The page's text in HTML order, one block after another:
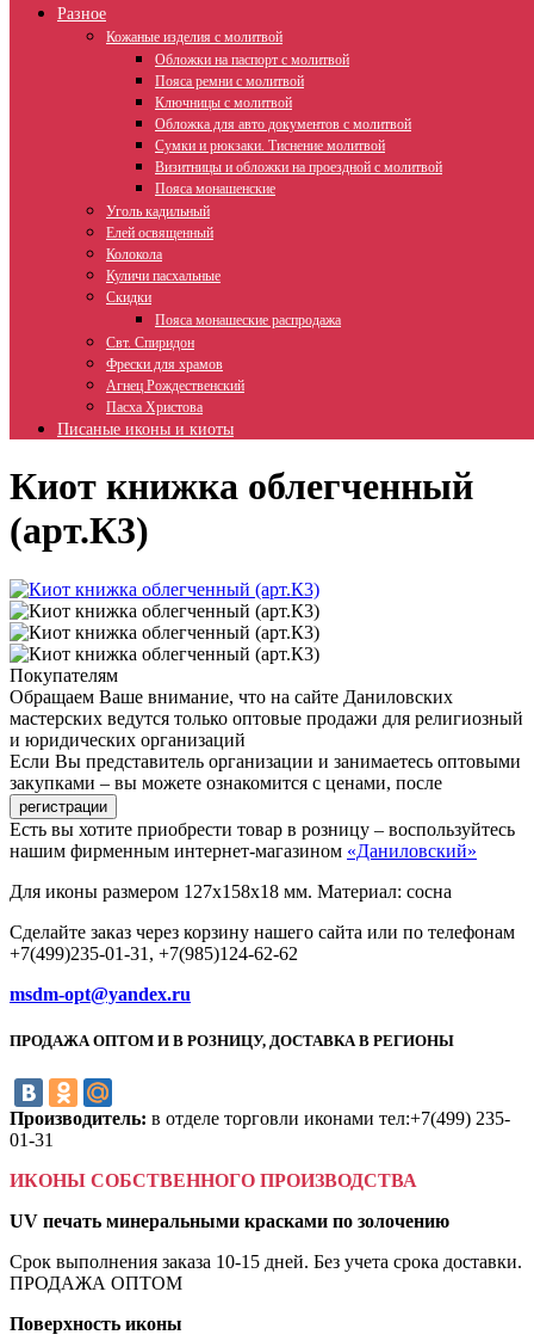
Разное
Кожаные изделия с молитвой
Обложки на паспорт с молитвой
Пояса ремни с молитвой
Ключницы с молитвой
Обложка для авто документов с молитвой
Сумки и рюкзаки. Тиснение молитвой
Визитницы и обложки на проездной с молитвой
Пояса монашенские
Уголь кадильный
Елей освященный
Колокола
Куличи пасхальные
Скидки
Пояса монашеские распродажа
Свт. Спиридон
Фрески для храмов
Агнец Рождественский
Пасха Христова
Писаные иконы и киоты
Киот книжка облегченный
(арт.К3)
Покупателям
Обращаем Ваше внимание, что на сайте Даниловских
мастерских ведутся только оптовые продажи для религиозный
и юридических организаций
Если Вы представитель организации и занимаетесь оптовыми
закупками – вы можете ознакомится с ценами, после
Есть вы хотите приобрести товар в розницу – воспользуйтесь
нашим фирменным интернет-магазином «Даниловский»
Для иконы размером 127х158х18 мм. Материал: сосна
Сделайте заказ через корзину нашего сайта или по телефонам
+7(499)235-01-31, +7(985)124-62-62
msdm-opt@yandex.ru
ПРОДАЖА ОПТОМ И В РОЗНИЦУ, ДОСТАВКА В РЕГИОНЫ
Производитель: в отделе торговли иконами тел:+7(499) 235-
01-31
ИКОНЫ СОБСТВЕННОГО ПРОИЗВОДСТВА
UV печать минеральными красками по золочению
Срок выполнения заказа 10-15 дней. Без учета срока доставки.
ПРОДАЖА ОПТОМ
Поверхность иконы